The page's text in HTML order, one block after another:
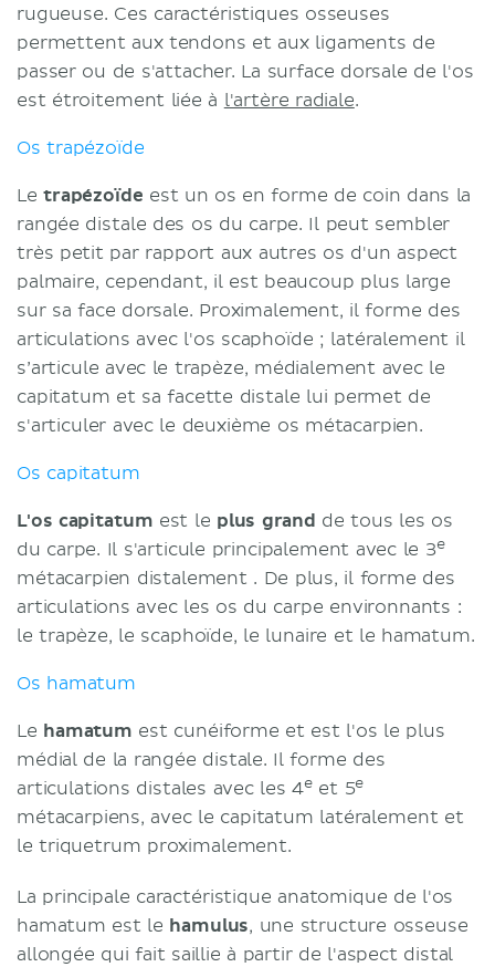
rugueuse. Ces caractéristiques osseuses
permettent aux tendons et aux ligaments de
passer ou de s'attacher. La surface dorsale de l'os
est étroitement liée à l'artère radiale.
Os trapézoïde
Letrapézoïde est un os en forme de coin dans la
rangée distale des os du carpe. Il peut sembler
très petit par rapport aux autres os d'un aspect
palmaire, cependant, il est beaucoup plus large
sur sa face dorsale. Proximalement, il forme des
articulations avec l'os scaphoïde ; latéralement il
s’articule avec le trapèze, médialement avec le
capitatum et sa facette distale lui permet de
s'articuler avec le deuxième os métacarpien.
Os capitatum
L'os capitatum est le plus grand de tous les os
du carpe. Il s'articule principalement avec le 3e
métacarpien distalement . De plus, il forme des
articulations avec les os du carpe environnants :
le trapèze, le scaphoïde, le lunaire et le hamatum.
Os hamatum
Le hamatum est cunéiforme et est l'os le plus
médial de la rangée distale. Il forme des
articulations distales avec les 4eet 5e
métacarpiens, avec le capitatum latéralement et
le triquetrum proximalement.
La principale caractéristique anatomique de l'os
hamatum est le hamulus, une structure osseuse
allongée qui fait saillie à partir de l'aspect distal